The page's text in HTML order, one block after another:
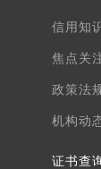
信用知
焦点关
政策法